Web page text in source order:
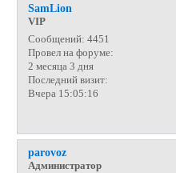
SamLion
VIP
Сообщений: 4451
Провел на форуме:
2 месяца 3 дня
Последний визит:
Вчера 15:05:16
parovoz
Администратор